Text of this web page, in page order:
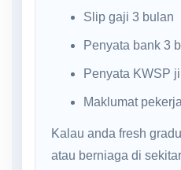
Slip gaji 3 bulan
Penyata bank 3
Penyata KWSP
Maklumat
Kalau anda fresh
atau berniaga di